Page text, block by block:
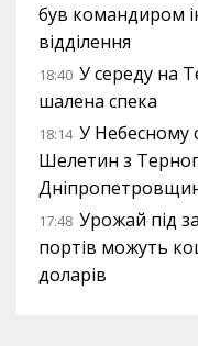
був командиром
відділення
18:40 У середу на
шалена спека
18:14 У Небесному
Шелетин з
17:48 Урожай під
портів можуть
доларів